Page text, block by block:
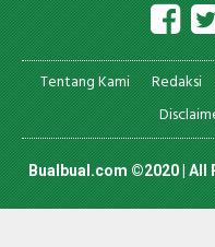
Tentang Kami Redaksi
Bualbual.com ©2020 | All